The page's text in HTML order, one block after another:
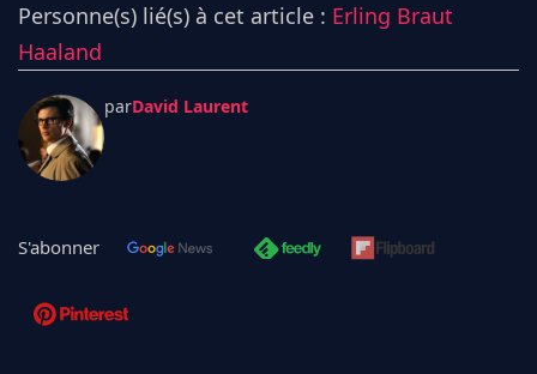
Personne(s) lié(s) à cet article : Erling Braut
Haaland
parDavid Laurent
S'abonner